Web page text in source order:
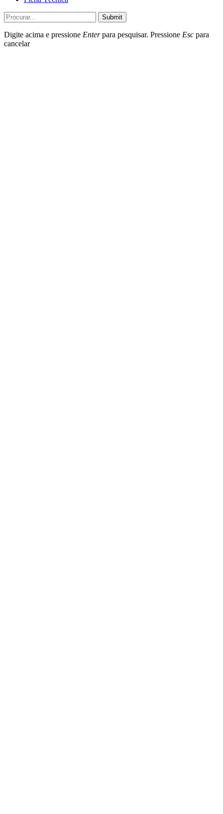
Submit
Digite acima e pressione Enterpara pesquisar. Pressione Esc para
cancelar